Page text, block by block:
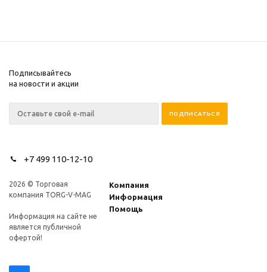
Подписывайтесь
на новости и акции
+7 499 110-12-10
2026 © Торговая
компания TORG-V-MAG
Информация на сайте не
является публичной
офертой!
Компания
Информация
Помощь